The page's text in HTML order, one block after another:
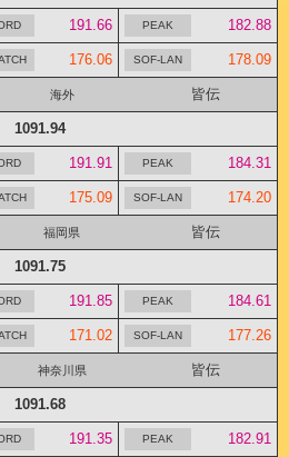
191.66 182.88
176.06 178.09
海外 皆伝
1091.94
191.91 184.31
175.09 174.20
福岡県 皆伝
1091.75
191.85 184.61
171.02 177.26
神奈川県 皆伝
1091.68
191.35 182.91